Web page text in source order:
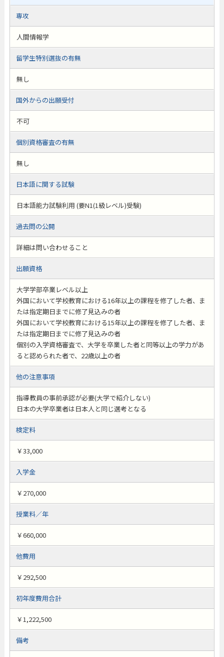
専攻
人間情報学
留学生特別選抜の有無
無し
国外からの出願受付
不可
個別資格審査の有無
無し
日本語に関する試験
日本語能力試験利用 (要N1(1級レベル)受験)
過去問の公開
詳細は問い合わせること
出願資格
大学学部卒業レベル以上
外国において学校教育における16年以上の課程を修了した者、ま
たは指定期日までに修了見込みの者
外国において学校教育における15年以上の課程を修了した者、ま
たは指定期日までに修了見込みの者
個別の入学資格審査で、大学を卒業した者と同等以上の学力があ
ると認められた者で、22歳以上の者
他の注意事項
指導教員の事前承認が必要(大学で紹介しない)
日本の大学卒業者は日本人と同じ選考となる
検定料
￥33,000
入学金
￥270,000
授業料／年
￥660,000
他費用
￥292,500
初年度費用合計
￥1,222,500
備考